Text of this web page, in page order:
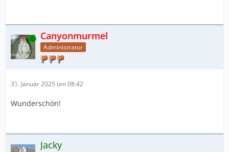
Online Canyonmurmel
Administrator
31. Januar 2025 um 08:42
Wunderschön!
Jacky